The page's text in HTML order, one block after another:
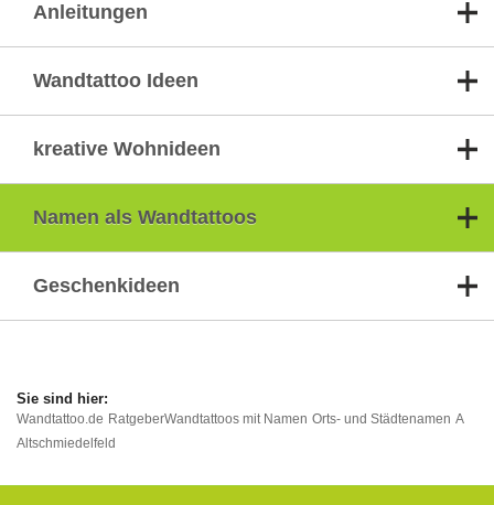
Anleitungen
Wandtattoo Ideen
kreative Wohnideen
Namen als Wandtattoos
Geschenkideen
Wandtattoo.de RatgeberWandtattoos mit Namen Orts- und Städtenamen A
Altschmiedelfeld